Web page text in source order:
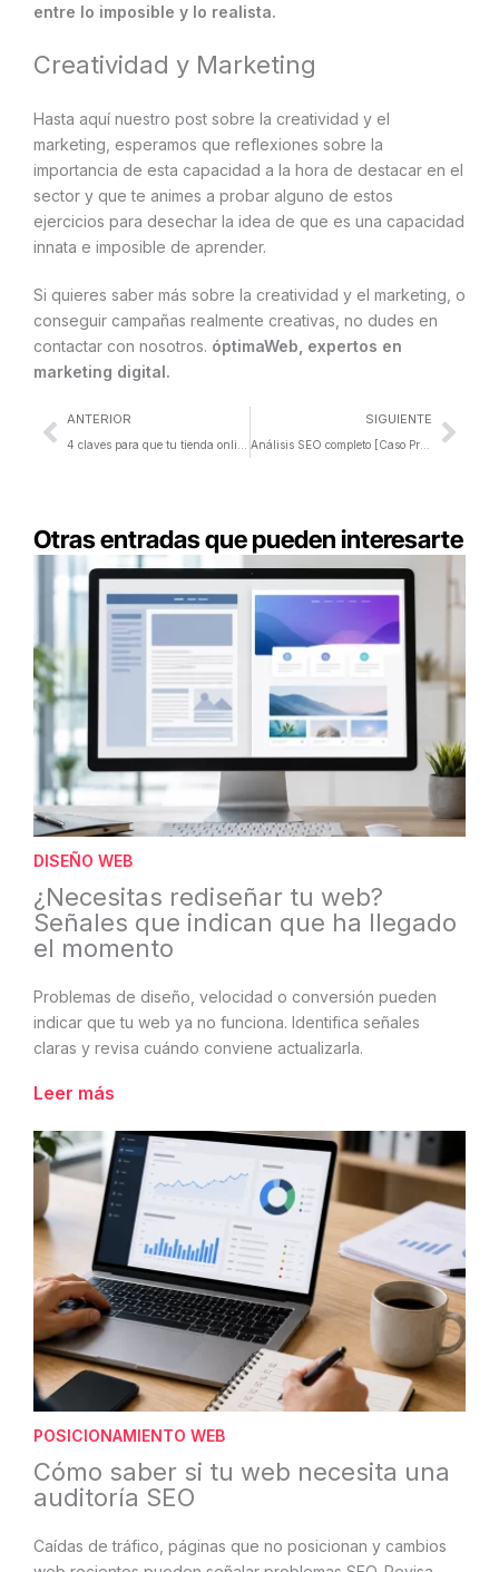
entre lo imposible y lo realista.
Creatividad y Marketing
Hasta aquí nuestro post sobre la creatividad y el
marketing, esperamos que reflexiones sobre la
importancia de esta capacidad a la hora de destacar en el
sector y que te animes a probar alguno de estos
ejercicios para desechar la idea de que es una capacidad
innata e imposible de aprender.
Si quieres saber más sobre la creatividad y el marketing, o
conseguir campañas realmente creativas, no dudes en
contactar con nosotros. óptimaWeb, expertos en
marketing digital.
AntANTERIOR SIGUIENTE
Análisis SEO completo [Caso Práctico – Paso a Paso]
Otras entradas que pueden interesarte
DISEÑO WEB
¿Necesitas rediseñar tu web?
Señales que indican que ha llegado
el momento
Problemas de diseño, velocidad o conversión pueden
indicar que tu web ya no funciona. Identifica señales
claras y revisa cuándo conviene actualizarla.
Leer más
POSICIONAMIENTO WEB
Cómo saber si tu web necesita una
auditoría SEO
Caídas de tráfico, páginas que no posicionan y cambios